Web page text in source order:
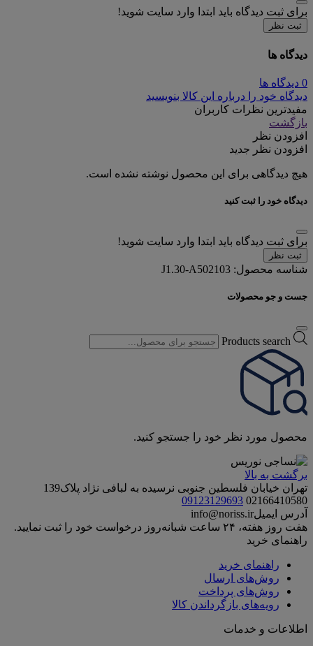
برای ثبت دیدگاه باید ابتدا وارد سایت شوید!
ثبت نظر
دیدگاه ها
0 دیدگاه ها
دیدگاه خود را درباره این کالا بنویسید
مفیدترین نظرات کاربران
بازگشت
افزودن نظر
افزودن نظر جدید
هیچ دیدگاهی برای این محصول نوشته نشده است.
دیدگاه خود را ثبت کنید
برای ثبت دیدگاه باید ابتدا وارد سایت شوید!
ثبت نظر
شناسه محصول: J1.30-A502103
جست و جو محصولات
Products search
محصول مورد نظر خود را جستجو کنید.
برگشت به بالا
تهران خیابان فلسطین جنوبی نرسیده به لبافی نژاد پلاک139
02166410580
09123129693
آدرس ایمیلinfo@noriss.ir
هفت روز هفته، ۲۴ ساعت شبانه‌روز درخواست خود را ثبت نمایید.
راهنمای خرید
راهنمای خرید
روش‌های ارسال
روش‌های پرداخت
رویه‌های بازگرداندن کالا
اطلاعات و خدمات